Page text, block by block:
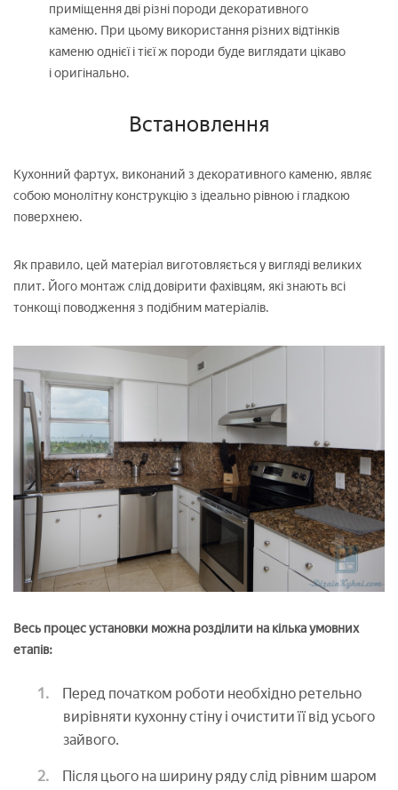
приміщення дві різні породи декоративного
каменю. При цьому використання різних відтінків
каменю однієї і тієї ж породи буде виглядати цікаво
і оригінально.
Встановлення
Кухонний фартух, виконаний з декоративного каменю, являє
собою монолітну конструкцію з ідеально рівною і гладкою
поверхнею.
Як правило, цей матеріал виготовляється у вигляді великих
плит. Його монтаж слід довірити фахівцям, які знають всі
тонкощі поводження з подібним матеріалів.
Весь процес установки можна розділити на кілька умовних
етапів:
Перед початком роботи необхідно ретельно
вирівняти кухонну стіну і очистити її від усього
зайвого.
Після цього на ширину ряду слід рівним шаром